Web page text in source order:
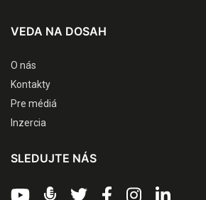
VEDA NA DOSAH
O nás
Kontakty
Pre médiá
Inzercia
SLEDUJTE NÁS